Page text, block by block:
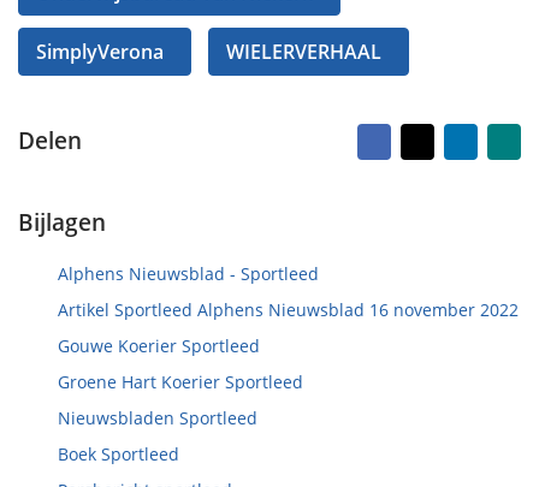
SimplyVerona WIELERVERHAAL
Delen Facebook
X
Bijlagen
Alphens Nieuwsblad - Sportleed
Artikel Sportleed Alphens Nieuwsblad 16 november 2022
Gouwe Koerier Sportleed
Groene Hart Koerier Sportleed
Nieuwsbladen Sportleed
Boek Sportleed